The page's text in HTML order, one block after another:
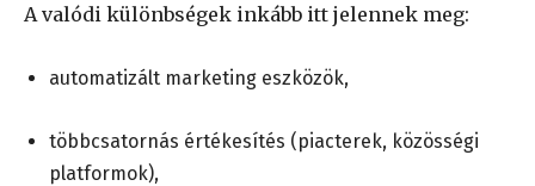
A valódi különbségek inkább itt jelennek meg:
automatizált marketing eszközök,
többcsatornás értékesítés (piacterek, közösségi
platformok),